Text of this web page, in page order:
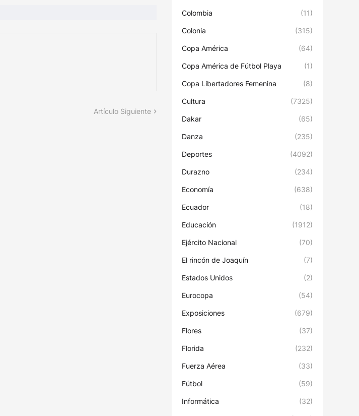
Artículo Siguiente
Colombia (11)
Colonia (315)
Copa América (64)
Copa América de Fútbol Playa (1)
Copa Libertadores Femenina (8)
Cultura (7325)
Dakar (65)
Danza (235)
Deportes (4092)
Durazno (234)
Economía (638)
Ecuador (18)
Educación (1912)
Ejército Nacional (70)
El rincón de Joaquín (7)
Estados Unidos (2)
Eurocopa (54)
Exposiciones (679)
Flores (37)
Florida (232)
Fuerza Aérea (33)
Fútbol (59)
Informática (32)